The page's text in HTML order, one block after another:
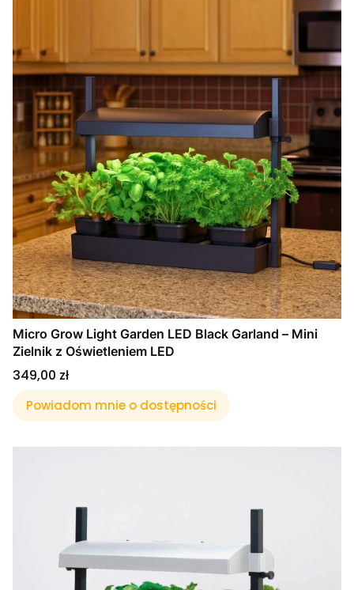
Micro Grow Light Garden LED Black Garland – Mini
Zielnik z Oświetleniem LED
Cena
349,00 zł
Powiadom mnie o dostępności